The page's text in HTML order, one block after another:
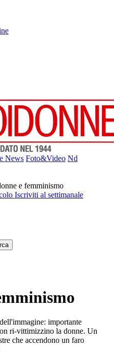
News Foto&Video Nd
e femminismo
Iscriviti al settimanale
importante
ri-vittimizzino la donne. Un
che accendono un faro